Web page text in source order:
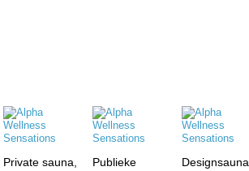
Private sauna,
Publieke
Designsauna